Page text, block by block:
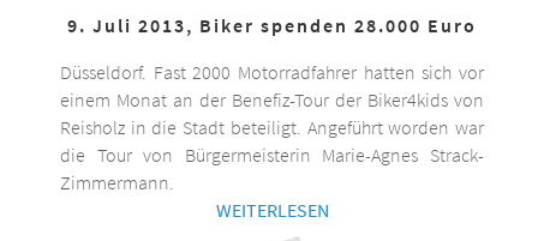
9. Juli 2013, Biker spenden 28.000 Euro
Düsseldorf. Fast 2000 Motorradfahrer hatten sich vor
einem Monat an der Benefiz-Tour der Biker4kids von
Reisholz in die Stadt beteiligt. Angeführt worden war
die Tour von Bürgermeisterin Marie-Agnes Strack-
Zimmermann.
WEITERLESEN